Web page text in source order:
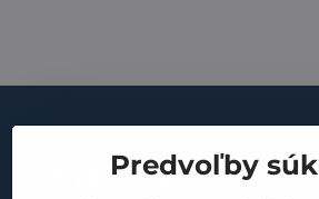
Predvoľby